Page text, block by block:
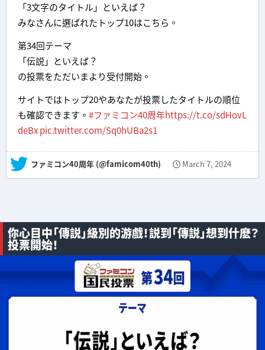
「3文字のタイトル」といえば？
みなさんに選ばれたトップ10はこちら。
第34回テーマ
「伝説」といえば？
の投票をただいまより受付開始。
サイトではトップ20やあなたが投票したタイトルの順位
も確認できます。 #ファミコン40周年https://t.co/sdHovL
deBxpic.twitter.com/Sq0hUBa2s1
— ファミコン40周年 (@famicom40th) March 7, 2024
你心目中「傳説」級別的游戲！説到「傳説」想到什麽？
投票開始！